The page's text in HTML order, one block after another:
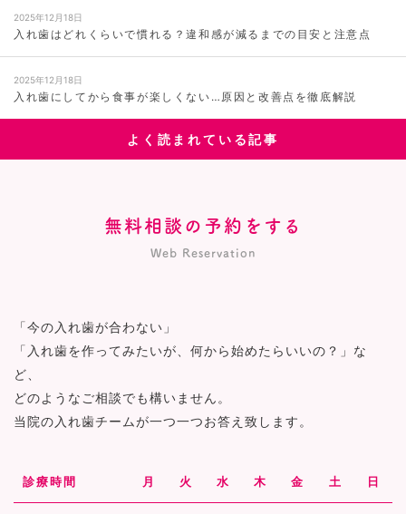
2025年12月18日
入れ歯はどれくらいで慣れる？違和感が減るまでの目安と注意点
2025年12月18日
入れ歯にしてから食事が楽しくない…原因と改善点を徹底解説
よく読まれている記事
無料相談の予約をする
Web Reservation
「今の入れ歯が合わない」
「入れ歯を作ってみたいが、何から始めたらいいの？」な
ど、
どのようなご相談でも構いません。
当院の入れ歯チームが一つ一つお答え致します。
診療時間 月 火 水 木 金 土 日